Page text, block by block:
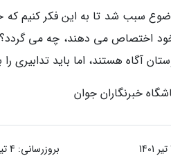
سبب شد تا به این فکر کنیم
اختصاص می دهند، چه می گردد؟
آگاه هستند، اما باید تدابیری
خبرنگاران جوان
بروزرسانی: 4 تیر 1401